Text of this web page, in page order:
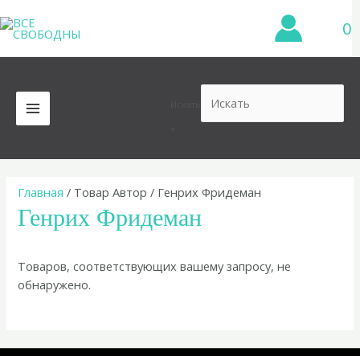
к
содержимому
0
MAIN
MENU
Главная / Товар Автор / Генрих Фридеман
Генрих Фридеман
Товаров, соответствующих вашему запросу, не
обнаружено.